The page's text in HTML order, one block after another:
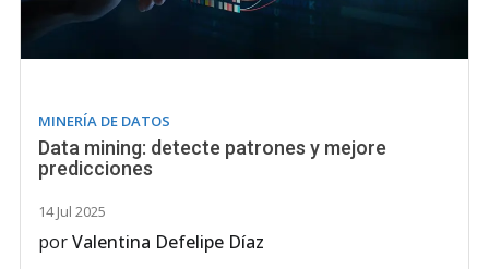
MINERÍA DE DATOS
Data mining: detecte patrones y mejore
predicciones
14 Jul 2025
porValentina Defelipe Díaz